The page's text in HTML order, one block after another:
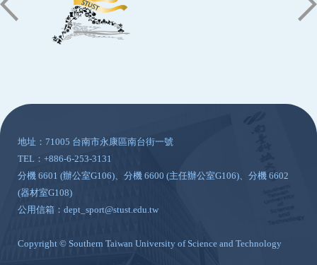
地址：71005 台南市永康區南台街一號
TEL：+886-6-253-3131
分機 6601 (辦公室G106)、分機 6600 (主任辦公室G106)、分機 6602
(器材室G108)
公用信箱：dept_sport@stust.edu.tw
Copyright © Southern Taiwan University of Science and Technology